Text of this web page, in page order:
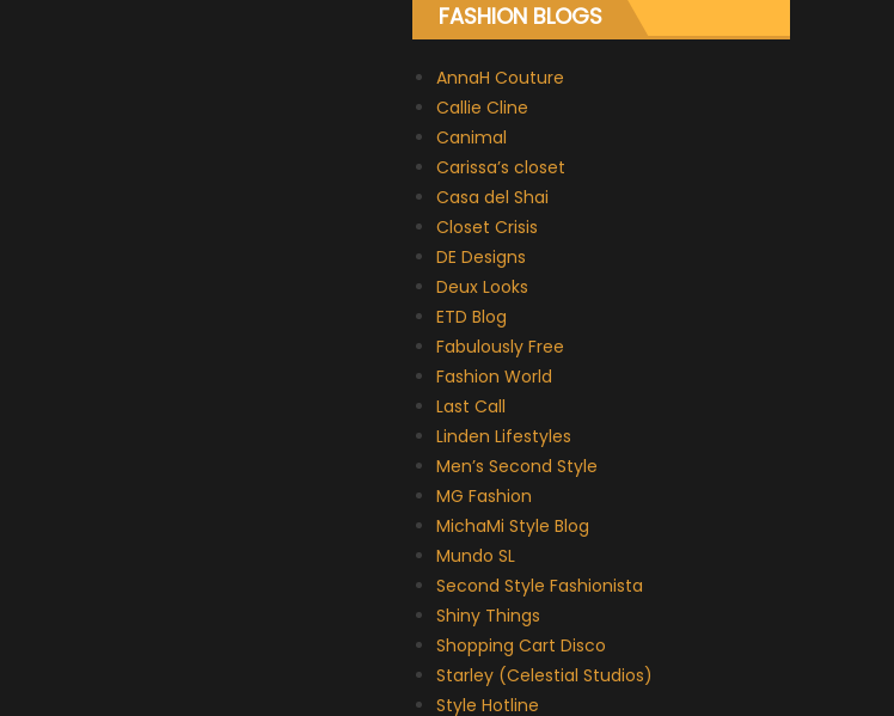
FASHION BLOGS
AnnaH Couture
Callie Cline
Canimal
Carissa’s closet
Casa del Shai
Closet Crisis
DE Designs
Deux Looks
ETD Blog
Fabulously Free
Fashion World
Last Call
Linden Lifestyles
Men’s Second Style
MG Fashion
MichaMi Style Blog
Mundo SL
Second Style Fashionista
Shiny Things
Shopping Cart Disco
Starley (Celestial Studios)
Style Hotline